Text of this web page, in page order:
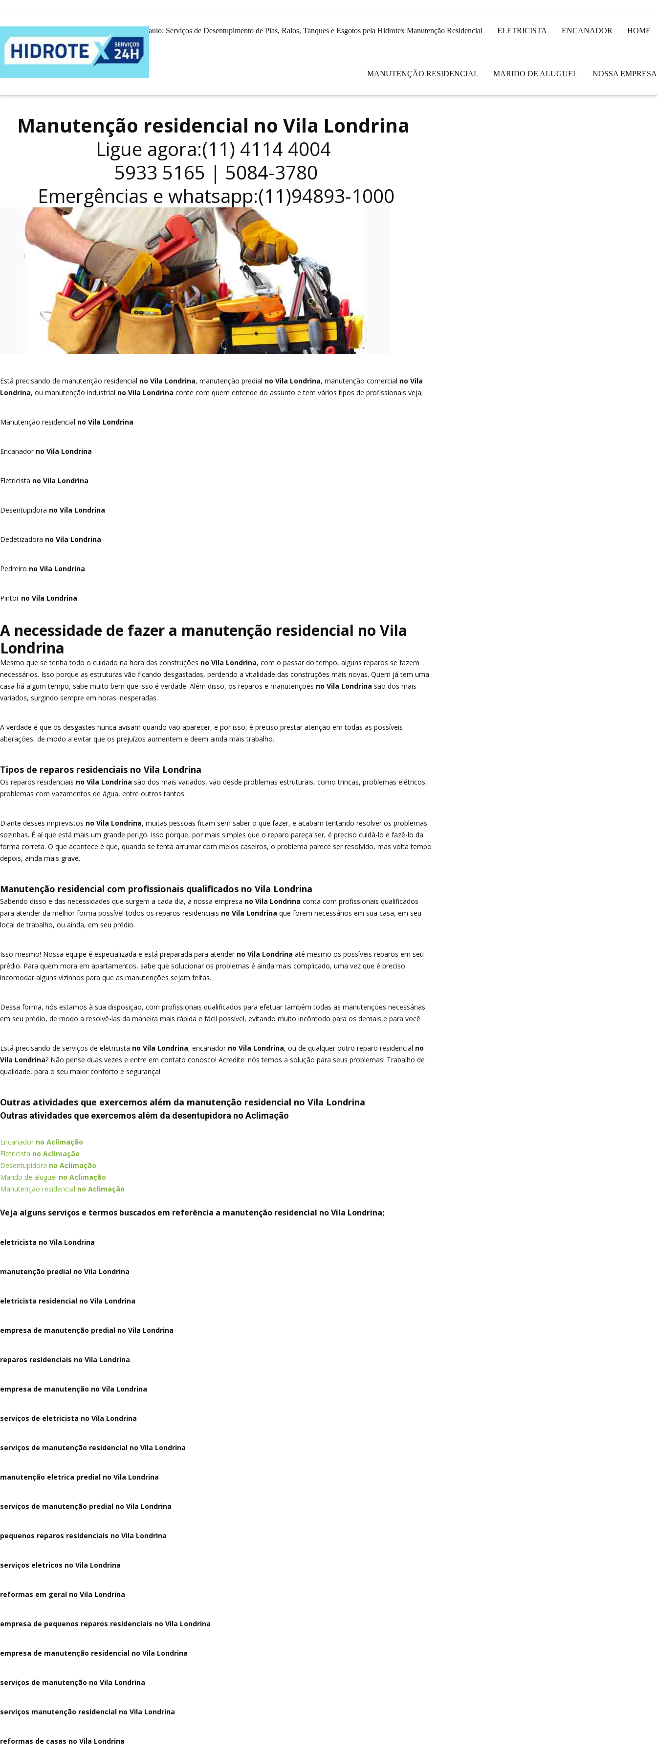
Desentupidora em São Paulo: Serviços de Desentupimento de Pias, Ralos, Tanques e Esgotos pela Hidrotex Manutenção Residencial ELETRICISTA ENCANADOR HOME
MANUTENÇÃO RESIDENCIAL MARIDO DE ALUGUEL NOSSA EMPRESA
Manutenção residencial no Vila Londrina
Ligue agora:(11) 4114 4004
5933 5165 | 5084-3780
Emergências e whatsapp:(11)94893-1000
Está precisando de manutenção residencial no Vila Londrina, manutenção predial no Vila Londrina, manutenção comercial no Vila
Londrina, ou manutenção industrial no Vila Londrina conte com quem entende do assunto e tem vários tipos de profissionais veja;
Manutenção residencial no Vila Londrina
Encanador no Vila Londrina
Eletricista no Vila Londrina
Desentupidora no Vila Londrina
Dedetizadora no Vila Londrina
Pedreiro no Vila Londrina
Pintor no Vila Londrina
A necessidade de fazer a manutenção residencial no Vila
Londrina
Mesmo que se tenha todo o cuidado na hora das construções no Vila Londrina, com o passar do tempo, alguns reparos se fazem
necessários. Isso porque as estruturas vão ficando desgastadas, perdendo a vitalidade das construções mais novas. Quem já tem uma
casa há algum tempo, sabe muito bem que isso é verdade. Além disso, os reparos e manutenções no Vila Londrina são dos mais
variados, surgindo sempre em horas inesperadas.
A verdade é que os desgastes nunca avisam quando vão aparecer, e por isso, é preciso prestar atenção em todas as possíveis
alterações, de modo a evitar que os prejuízos aumentem e deem ainda mais trabalho.
Tipos de reparos residenciais no Vila Londrina
Os reparos residenciais no Vila Londrina são dos mais variados, vão desde problemas estruturais, como trincas, problemas elétricos,
problemas com vazamentos de água, entre outros tantos.
Diante desses imprevistos no Vila Londrina, muitas pessoas ficam sem saber o que fazer, e acabam tentando resolver os problemas
sozinhas. É aí que está mais um grande perigo. Isso porque, por mais simples que o reparo pareça ser, é preciso cuidá-lo e fazê-lo da
forma correta. O que acontece é que, quando se tenta arrumar com meios caseiros, o problema parece ser resolvido, mas volta tempo
depois, ainda mais grave.
Manutenção residencial com profissionais qualificados no Vila Londrina
Sabendo disso e das necessidades que surgem a cada dia, a nossa empresa no Vila Londrina conta com profissionais qualificados
para atender da melhor forma possível todos os reparos residenciais no Vila Londrina que forem necessários em sua casa, em seu
local de trabalho, ou ainda, em seu prédio.
Isso mesmo! Nossa equipe é especializada e está preparada para atender no Vila Londrina até mesmo os possíveis reparos em seu
prédio. Para quem mora em apartamentos, sabe que solucionar os problemas é ainda mais complicado, uma vez que é preciso
incomodar alguns vizinhos para que as manutenções sejam feitas.
Dessa forma, nós estamos à sua disposição, com profissionais qualificados para efetuar também todas as manutenções necessárias
em seu prédio, de modo a resolvê-las da maneira mais rápida e fácil possível, evitando muito incômodo para os demais e para você.
Está precisando de serviços de eletricista no Vila Londrina, encanador no Vila Londrina, ou de qualquer outro reparo residencial no
Vila Londrina? Não pense duas vezes e entre em contato conosco! Acredite: nós temos a solução para seus problemas! Trabalho de
qualidade, para o seu maior conforto e segurança!
Outras atividades que exercemos além da manutenção residencial no Vila Londrina
Outras atividades que exercemos além da desentupidora no Aclimação
Encanador no Aclimação
Eletricista no Aclimação
Desentupidora no Aclimação
Marido de aluguel no Aclimação
Manutenção residencial no Aclimação
Veja alguns serviços e termos buscados em referência a manutenção residencial no Vila Londrina;
eletricista no Vila Londrina
manutenção predial no Vila Londrina
eletricista residencial no Vila Londrina
empresa de manutenção predial no Vila Londrina
reparos residenciais no Vila Londrina
empresa de manutenção no Vila Londrina
serviços de eletricista no Vila Londrina
serviços de manutenção residencial no Vila Londrina
manutenção eletrica predial no Vila Londrina
serviços de manutenção predial no Vila Londrina
pequenos reparos residenciais no Vila Londrina
serviços eletricos no Vila Londrina
reformas em geral no Vila Londrina
empresa de pequenos reparos residenciais no Vila Londrina
empresa de manutenção residencial no Vila Londrina
serviços de manutenção no Vila Londrina
serviços manutenção residencial no Vila Londrina
reformas de casas no Vila Londrina